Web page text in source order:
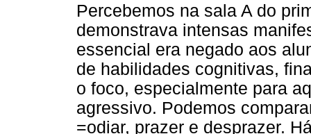
Percebemos na sala A do
demonstrava intensas
essencial era negado aos
de habilidades cognitivas,
o foco, especialmente para
agressivo. Podemos
=odiar, prazer e desprazer.